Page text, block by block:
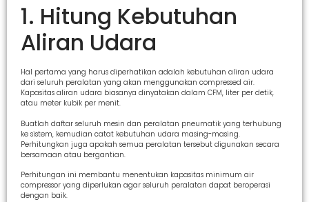
1. Hitung Kebutuhan
Aliran Udara
Hal pertama yang harus diperhatikan adalah kebutuhan aliran udara
dari seluruh peralatan yang akan menggunakan compressed air.
Kapasitas aliran udara biasanya dinyatakan dalam CFM, liter per detik,
atau meter kubik per menit.
Buatlah daftar seluruh mesin dan peralatan pneumatik yang terhubung
ke sistem, kemudian catat kebutuhan udara masing-masing.
Perhitungkan juga apakah semua peralatan tersebut digunakan secara
bersamaan atau bergantian.
Perhitungan ini membantu menentukan kapasitas minimum air
compressor yang diperlukan agar seluruh peralatan dapat beroperasi
dengan baik.